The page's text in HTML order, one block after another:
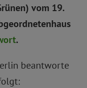
vom 19.
.
beantworte